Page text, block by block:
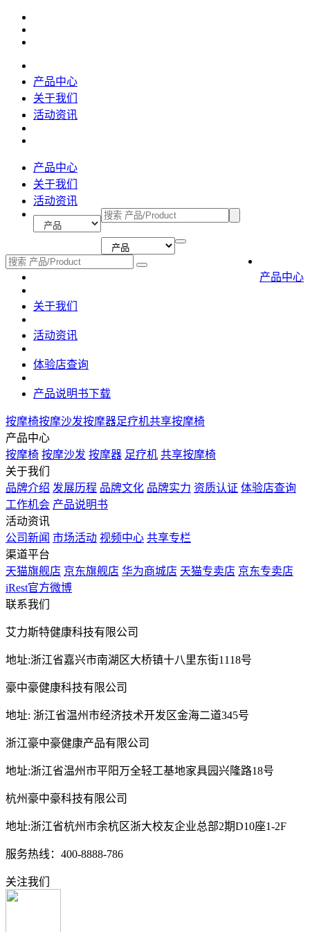
产品中心
关于我们
活动资讯
产品中心
关于我们
活动资讯
产品中心
关于我们
活动资讯
体验店查询
产品说明书下载
按摩椅按摩沙发按摩器足疗机共享按摩椅
产品中心
按摩椅 按摩沙发 按摩器 足疗机 共享按摩椅
关于我们
品牌介绍 发展历程 品牌文化 品牌实力 资质认证 体验店查询
工作机会 产品说明书
活动资讯
公司新闻 市场活动 视频中心 共享专栏
渠道平台
天猫旗舰店 京东旗舰店 华为商城店 天猫专卖店 京东专卖店
iRest官方微博
联系我们
艾力斯特健康科技有限公司
地址:浙江省嘉兴市南湖区大桥镇十八里东街1118号
豪中豪健康科技有限公司
地址: 浙江省温州市经济技术开发区金海二道345号
浙江豪中豪健康产品有限公司
地址:浙江省温州市平阳万全轻工基地家具园兴隆路18号
杭州豪中豪科技有限公司
地址:浙江省杭州市余杭区浙大校友企业总部2期D10座1-2F
服务热线：400-8888-786
关注我们